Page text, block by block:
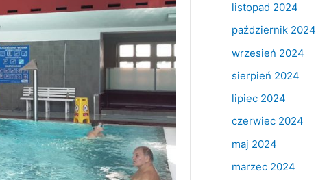
listopad 2024
październik 2024
wrzesień 2024
sierpień 2024
lipiec 2024
czerwiec 2024
maj 2024
marzec 2024